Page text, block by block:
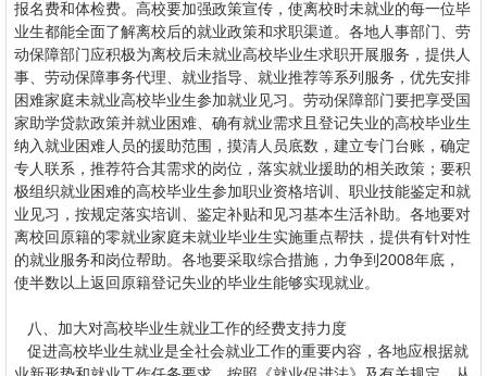
报名费和体检费。高校要加强政策宣传，使离校时未就业的每一位毕
业生都能全面了解离校后的就业政策和求职渠道。各地人事部门、劳
动保障部门应积极为离校后未就业高校毕业生求职开展服务，提供人
事、劳动保障事务代理、就业指导、就业推荐等系列服务，优先安排
困难家庭未就业高校毕业生参加就业见习。劳动保障部门要把享受国
家助学贷款政策并就业困难、确有就业需求且登记失业的高校毕业生
纳入就业困难人员的援助范围，摸清人员底数，建立专门台账，确定
专人联系，推荐符合其需求的岗位，落实就业援助的相关政策；要积
极组织就业困难的高校毕业生参加职业资格培训、职业技能鉴定和就
业见习，按规定落实培训、鉴定补贴和见习基本生活补助。各地要对
离校回原籍的零就业家庭未就业毕业生实施重点帮扶，提供有针对性
的就业服务和岗位帮助。各地要采取综合措施，力争到2008年底，
使半数以上返回原籍登记失业的毕业生能够实现就业。
八、加大对高校毕业生就业工作的经费支持力度
促进高校毕业生就业是全社会就业工作的重要内容，各地应根据就